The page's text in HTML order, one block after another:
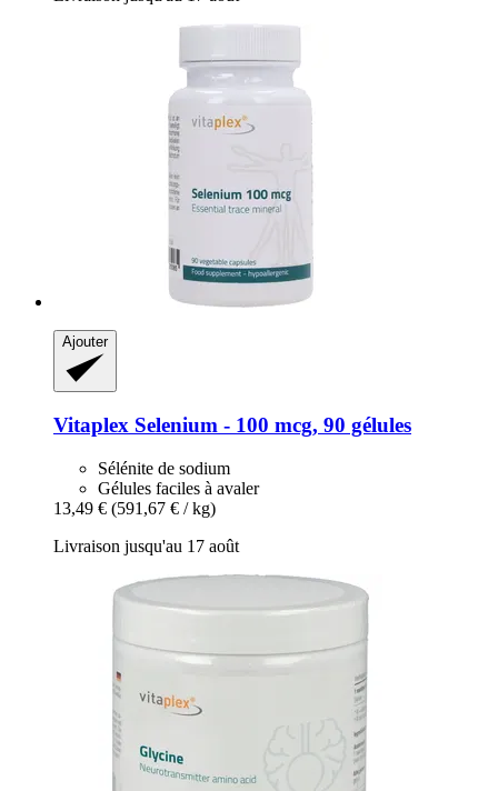
Ajouter
Vitaplex Selenium -​ 100 mcg, 90 gélules
Sélénite de sodium
Gélules faciles à avaler
13,49 € (591,67 € / kg)
Livraison jusqu'au 17 août